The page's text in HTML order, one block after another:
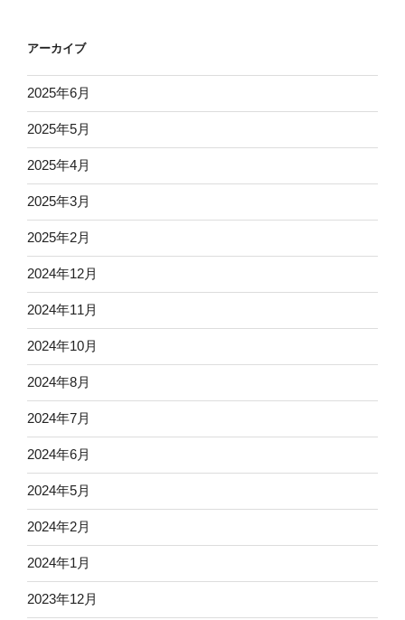
アーカイブ
2025年6月
2025年5月
2025年4月
2025年3月
2025年2月
2024年12月
2024年11月
2024年10月
2024年8月
2024年7月
2024年6月
2024年5月
2024年2月
2024年1月
2023年12月